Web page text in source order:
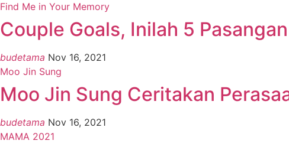
Find Me in Your Memory
Couple Goals, Inilah 5
budetama Nov 16, 2021
Moo Jin Sung
Moo Jin Sung Ceritakan
budetama Nov 16, 2021
MAMA 2021